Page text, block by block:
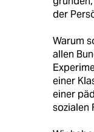
der
Warum
allen
einer
einer
sozialen